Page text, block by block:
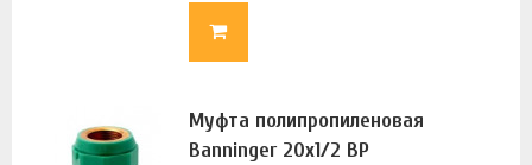
Муфта полипропиленовая
Banninger 20х1/2 ВР